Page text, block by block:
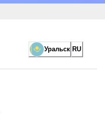
Уральск RU